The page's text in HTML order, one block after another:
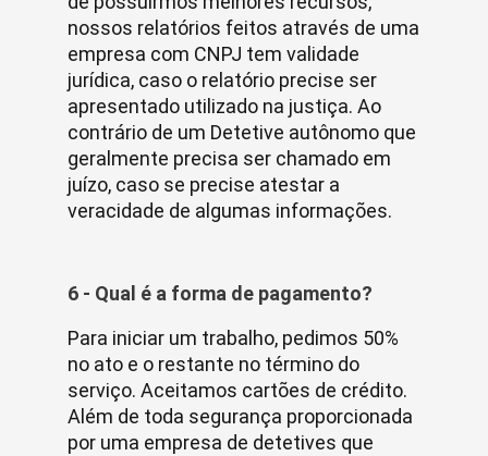
nossos relatórios feitos através de uma
empresa com CNPJ tem validade
jurídica, caso o relatório precise ser
apresentado utilizado na justiça. Ao
contrário de um Detetive autônomo que
geralmente precisa ser chamado em
juízo, caso se precise atestar a
veracidade de algumas informações.
6 - Qual é a forma de pagamento?
Para iniciar um trabalho, pedimos 50%
no ato e o restante no término do
serviço. Aceitamos cartões de crédito.
Além de toda segurança proporcionada
por uma empresa de detetives que